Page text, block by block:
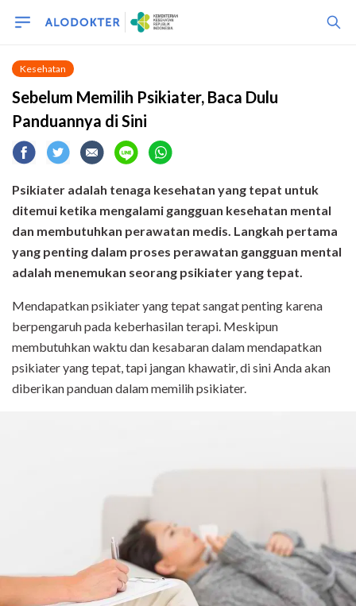
Kesehatan
Sebelum Memilih Psikiater, Baca Dulu
Panduannya di Sini
Psikiater adalah tenaga kesehatan yang tepat untuk
ditemui ketika mengalami gangguan kesehatan mental
dan membutuhkan perawatan medis. Langkah pertama
yang penting dalam proses perawatan gangguan mental
adalah menemukan seorang psikiater yang tepat.
Mendapatkan psikiater yang tepat sangat penting karena
berpengaruh pada keberhasilan terapi. Meskipun
membutuhkan waktu dan kesabaran dalam mendapatkan
psikiater yang tepat, tapi jangan khawatir, di sini Anda akan
diberikan panduan dalam memilih psikiater.